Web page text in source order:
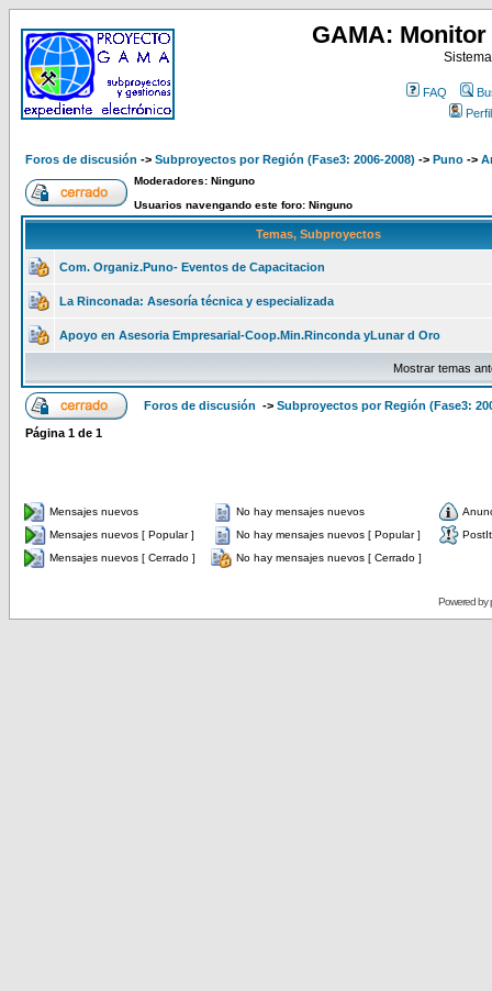
GAMA:
FAQ
Perfil
Foros de discusión -> Subproyectos por Región (Fase3: 2006-2008) -> Puno ->
Moderadores: Ninguno
Usuarios navengando este foro: Ninguno
Temas, Subproyectos
Com. Organiz.Puno- Eventos de Capacitacion
La Rinconada: Asesoría técnica y especializada
Apoyo en Asesoria Empresarial-Coop.Min.Rinconda yLunar d Oro
Mostrar temas
Foros de discusión -> Subproyectos por Región (Fase3:
Página 1 de 1
Mensajes nuevos No hay mensajes nuevos
Mensajes nuevos [ Popular ]
No hay mensajes nuevos [ Popular ]
PostIt
Mensajes nuevos [ Cerrado ]
No hay mensajes nuevos [ Cerrado ]
Powered by